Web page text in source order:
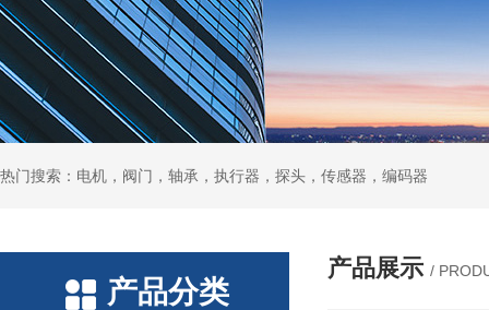
热门搜索：电机，阀门，轴承，执行器，探头，传感器，编码器
产品分类
产品展示 /